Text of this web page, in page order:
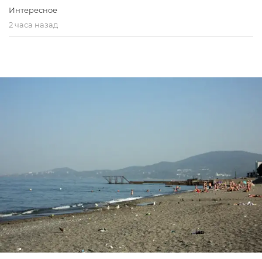
Интересное
2 часа назад